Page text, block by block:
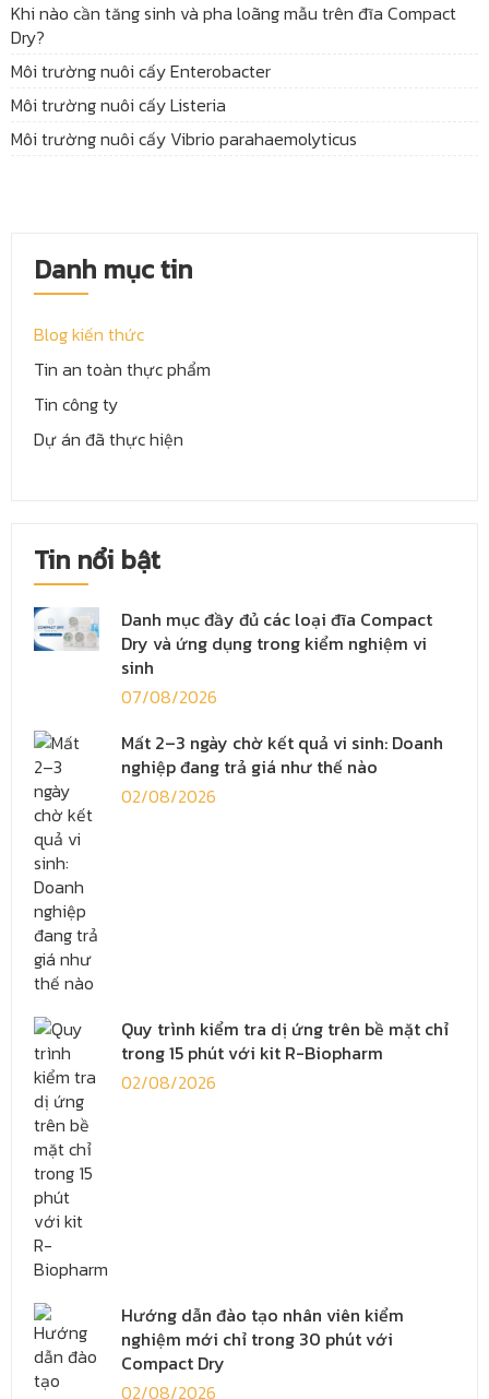
Khi nào cần tăng sinh và pha loãng mẫu trên đĩa Compact
Dry?
Môi trường nuôi cấy Enterobacter
Môi trường nuôi cấy Listeria
Môi trường nuôi cấy Vibrio parahaemolyticus
Danh mục tin
Blog kiến thức
Tin an toàn thực phẩm
Tin công ty
Dự án đã thực hiện
Tin nổi bật
Danh mục đầy đủ các loại đĩa Compact
Dry và ứng dụng trong kiểm nghiệm vi
sinh
07/08/2026
Mất 2–3 ngày chờ kết quả vi sinh: Doanh
nghiệp đang trả giá như thế nào
02/08/2026
Quy trình kiểm tra dị ứng trên bề mặt chỉ
trong 15 phút với kit R-Biopharm
02/08/2026
Hướng dẫn đào tạo nhân viên kiểm
nghiệm mới chỉ trong 30 phút với
Compact Dry
02/08/2026